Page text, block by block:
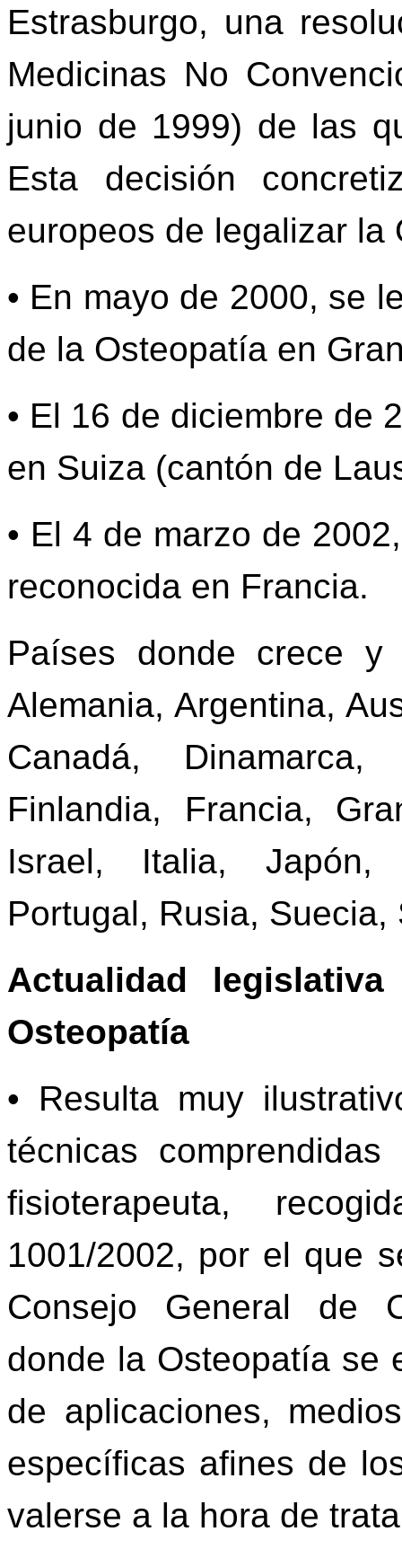
Estrasburgo, una
Medicinas No
junio de 1999) de las
Esta decisión
europeos de legalizar la
• En mayo de 2000, se
de la Osteopatía en
• El 16 de diciembre de
en Suiza (cantón de
• El 4 de marzo de
reconocida en Francia.
Países donde crece y
Alemania, Argentina,
Canadá,
Finlandia, Francia,
Israel, Italia, Japón,
Portugal, Rusia, Suecia,
Actualidad
Osteopatía
• Resulta muy
técnicas
fisioterapeuta,
1001/2002, por el que
Consejo General de
donde la Osteopatía se
de aplicaciones,
específicas afines de
valerse a la hora de